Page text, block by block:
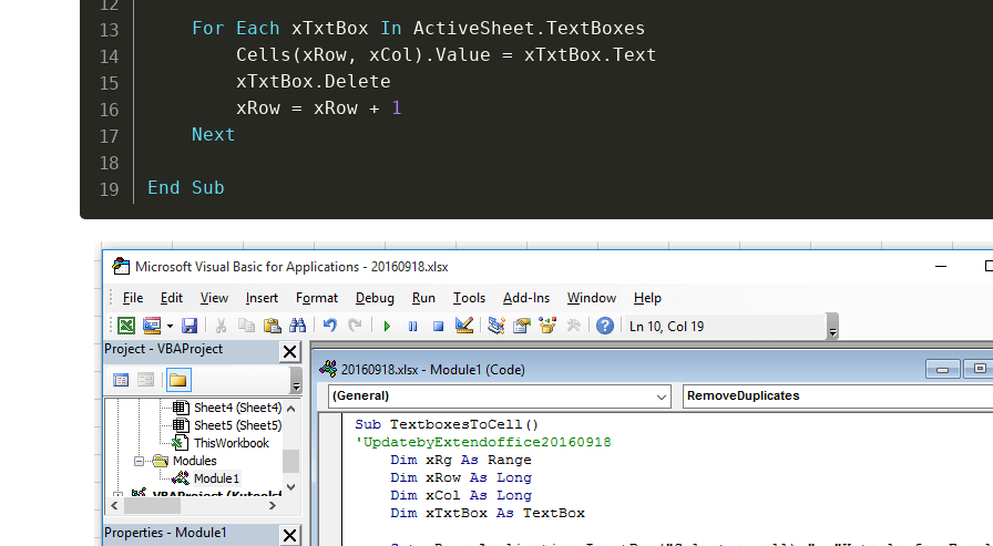
For Each xTxtBox In ActiveSheet . TextBoxes
        Cells
( xRow, xCol ) . Value = xTxtBox . Text
        xTxtBox
. Delete
        xRow
= xRow +
1
Next
End Sub